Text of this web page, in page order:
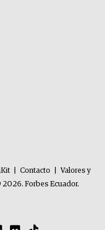
Contacto
Valores y
Forbes Ecuador.